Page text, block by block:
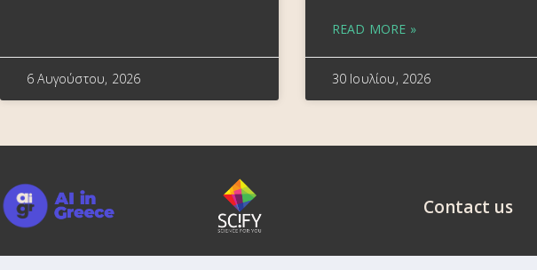
6 Αυγούστου, 2026
READ MORE »
30 Ιουλίου, 2026
Contact us